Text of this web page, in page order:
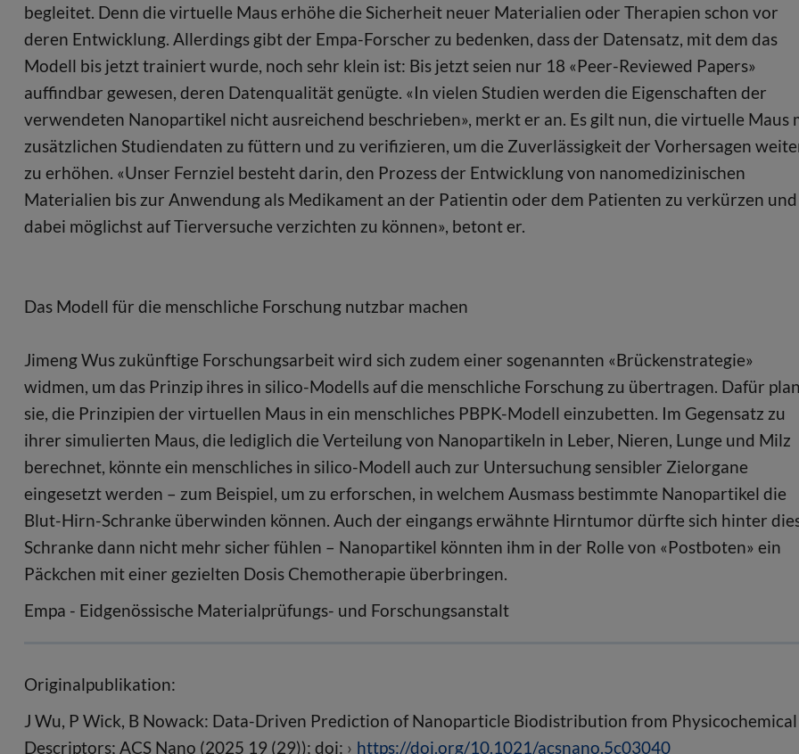
begleitet. Denn die virtuelle Maus erhöhe die Sicherheit neuer Materialien oder Therapien schon vor
deren Entwicklung. Allerdings gibt der Empa-Forscher zu bedenken, dass der Datensatz, mit dem das
Modell bis jetzt trainiert wurde, noch sehr klein ist: Bis jetzt seien nur 18 «Peer-Reviewed Papers»
auffindbar gewesen, deren Datenqualität genügte. «In vielen Studien werden die Eigenschaften der
verwendeten Nanopartikel nicht ausreichend beschrieben», merkt er an. Es gilt nun, die virtuelle Maus
zusätzlichen Studiendaten zu füttern und zu verifizieren, um die Zuverlässigkeit der Vorhersagen
zu erhöhen. «Unser Fernziel besteht darin, den Prozess der Entwicklung von nanomedizinischen
Materialien bis zur Anwendung als Medikament an der Patientin oder dem Patienten zu verkürzen und
dabei möglichst auf Tierversuche verzichten zu können», betont er.
Das Modell für die menschliche Forschung nutzbar machen
Jimeng Wus zukünftige Forschungsarbeit wird sich zudem einer sogenannten «Brückenstrategie»
widmen, um das Prinzip ihres in silico-Modells auf die menschliche Forschung zu übertragen. Dafür
sie, die Prinzipien der virtuellen Maus in ein menschliches PBPK-Modell einzubetten. Im Gegensatz zu
ihrer simulierten Maus, die lediglich die Verteilung von Nanopartikeln in Leber, Nieren, Lunge und Milz
berechnet, könnte ein menschliches in silico-Modell auch zur Untersuchung sensibler Zielorgane
eingesetzt werden – zum Beispiel, um zu erforschen, in welchem Ausmass bestimmte Nanopartikel die
Blut-Hirn-Schranke überwinden können. Auch der eingangs erwähnte Hirntumor dürfte sich hinter
Schranke dann nicht mehr sicher fühlen – Nanopartikel könnten ihm in der Rolle von «Postboten» ein
Päckchen mit einer gezielten Dosis Chemotherapie überbringen.
Empa - Eidgenössische Materialprüfungs- und Forschungsanstalt
Originalpublikation:
J Wu, P Wick, B Nowack: Data-Driven Prediction of Nanoparticle Biodistribution from Physicochemical
Descriptors; ACS Nano (2025 19 (29)); doi:
https://doi.org/10.1021/acsnano.5c03040